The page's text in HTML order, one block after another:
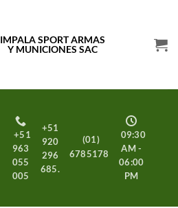
IMPALA SPORT ARMAS
Y MUNICIONES SAC
09:30
AM -
06:00
PM
+51
963
055
005
+51
920
296
685.
(01)
6785178